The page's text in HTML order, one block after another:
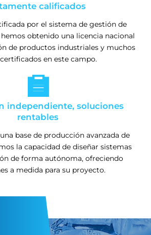
calificados
por el sistema de gestión de
hemos obtenido una licencia nacional
de productos industriales y muchos
en este campo.

independiente, soluciones
rentables
base de producción avanzada de
la capacidad de diseñar sistemas
de forma autónoma, ofreciendo
a medida para su proyecto.